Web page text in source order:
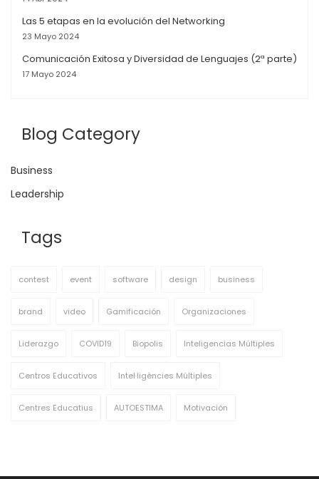
Las 5 etapas en la evolución del Networking
23 Mayo 2024
Comunicación Exitosa y Diversidad de Lenguajes (2ª parte)
17 Mayo 2024
Blog Category
Business
Leadership
Tags
contest event software design business
brand video Gamificación Organizaciones
Liderazgo COVID19 Biopolis Inteligencias Múltiples
Centros Educativos Intel·ligències Múltiples
Centres Educatius AUTOESTIMA Motivación